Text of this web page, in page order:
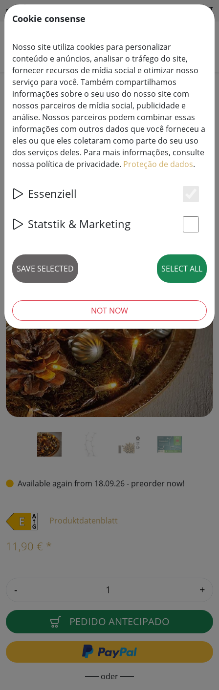
PT HILFE & SUPPORT
Pesquisar produtos
Home Luzes de fadas
Lumineo Durawise luzes de fadas
Basic 96 LED branco quente para
exterior 7,1 m transparente a
pilhas
Available again from 18.09.26 - preorder now!
Produktdatenblatt
11,90 € *
- +
PEDIDO ANTECIPADO
oder
Cookie consense
Nosso site utiliza cookies para personalizar
conteúdo e anúncios, analisar o tráfego do site,
fornecer recursos de mídia social e otimizar nosso
serviço para você. Também compartilhamos
informações sobre o seu uso do nosso site com
nossos parceiros de mídia social, publicidade e
análise. Nossos parceiros podem combinar essas
informações com outros dados que você forneceu a
eles ou que eles coletaram como parte do seu uso
dos serviços deles. Para mais informações, consulte
nossa política de privacidade. Proteção de dados.
Essenziell
Statstik & Marketing
SAVE SELECTED SELECT ALL
NOT NOW